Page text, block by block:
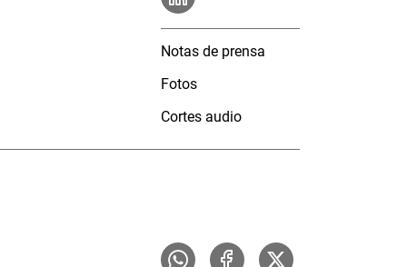
Notas de prensa
Fotos
Cortes audio